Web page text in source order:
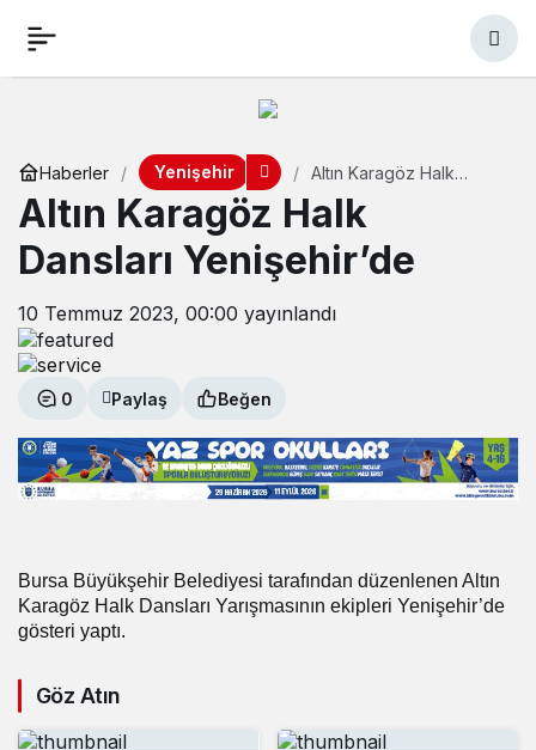
Haberler Yenişehir
Altın Karagöz Halk
Altın Karagöz Halk
Dansları Yenişehir’de
10 Temmuz 2023, 00:00 yayınlandı
0 Paylaş Beğen
Bursa Büyükşehir Belediyesi tarafından düzenlenen Altın
Karagöz Halk Dansları Yarışmasının ekipleri Yenişehir’de
gösteri yaptı.
Göz Atın